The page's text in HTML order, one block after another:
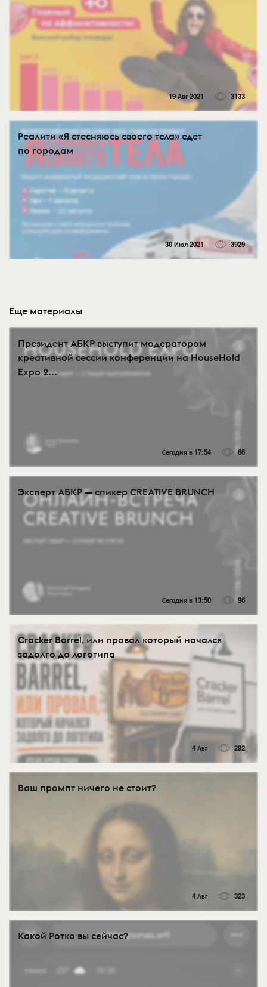
19 Авг 2021 3133
Реалити «Я стесняюсь своего тела» едет
по городам
30 Июл 2021 3929
Еще материалы
Президент АБКР выступит модератором
креативной сессии конференции на HouseHold
Expo 2...
Сегодня в 17:54 66
Эксперт АБКР — спикер CREATIVE BRUNCH
Сегодня в 13:50 96
Cracker Barrel, или провал который начался
задолго до логотипа
4 Авг 292
Ваш промпт ничего не стоит?
4 Авг 323
Какой Ротко вы сейчас?